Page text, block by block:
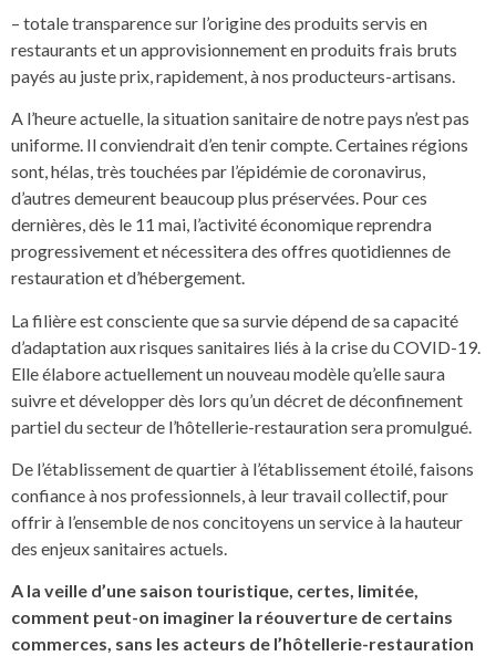
– totale transparence sur l’origine des produits servis en
restaurants et un approvisionnement en produits frais bruts
payés au juste prix, rapidement, à nos producteurs-artisans.
A l’heure actuelle, la situation sanitaire de notre pays n’est pas
uniforme. Il conviendrait d’en tenir compte. Certaines régions
sont, hélas, très touchées par l’épidémie de coronavirus,
d’autres demeurent beaucoup plus préservées. Pour ces
dernières, dès le 11 mai, l’activité économique reprendra
progressivement et nécessitera des offres quotidiennes de
restauration et d’hébergement.
La filière est consciente que sa survie dépend de sa capacité
d’adaptation aux risques sanitaires liés à la crise du COVID-19.
Elle élabore actuellement un nouveau modèle qu’elle saura
suivre et développer dès lors qu’un décret de déconfinement
partiel du secteur de l’hôtellerie-restauration sera promulgué.
De l’établissement de quartier à l’établissement étoilé, faisons
confiance à nos professionnels, à leur travail collectif, pour
offrir à l’ensemble de nos concitoyens un service à la hauteur
des enjeux sanitaires actuels.
A la veille d’une saison touristique, certes, limitée,
comment peut-on imaginer la réouverture de certains
commerces, sans les acteurs de l’hôtellerie-restauration